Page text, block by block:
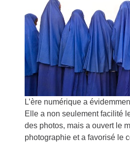
L’ère numérique a
Elle a non seulement facilité
des photos, mais a ouvert le
photographie et a favorisé le